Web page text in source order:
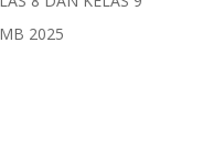
2025